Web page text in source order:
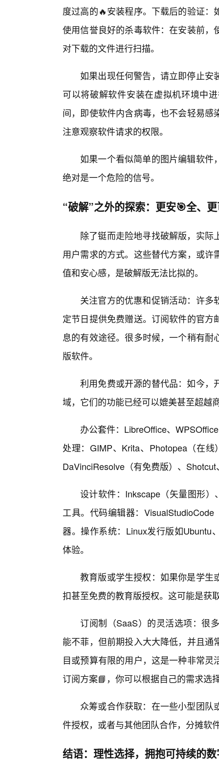
度过高的🔥安装程序。下载后的验证
使用信誉良好的杀毒软件：在安装前
对下载的文件进行扫描。
如果出现任何警告，请立即停止安
可以将破解软件安装在虚拟机环境中
间，即使软件内含病毒，也不会轻易
注意观察软件请求的权限。
如果一个看似简单的图片编辑软件
绝对是一个危险的信号。
“破解”之外的探索：更安🎯全、
除了铤而走险地寻找破解版，实
用户需求的方式。这些替代方案，或
值和安心感，是破解版无法比拟的。
关注官方的优惠和促销活动：许
定节日提供免费赠送。订阅软件的官
息的有效途径。很多时候，一个稍有
版软件。
利用免费或开源的替代品：如今，
域，它们的功能已经可以媲美甚至超越
办公套件：LibreOffice、
处理：GIMP、Krita、Photopea（在
DaVinciResolve（有免费版）、
设计软件：Inkscape（矢量图形
工具。代码编辑器：
器。操作系统：Linux发行版如Ubuntu
体验。
教育版或学生授权：如果你是学生
扣甚至免费的教育版授权。这可能是获
订阅制（SaaS）的灵活选项：很
能不菲，但前期投入大大降低，并且
目或预算有限的用户，这是一种非常
订阅方案📘，你可以根据自己的需求选
众筹或合作获取：在一些小型团
件授权，或者与其他团队合作，分摊软
结语：理性选择，拥抱可持续的